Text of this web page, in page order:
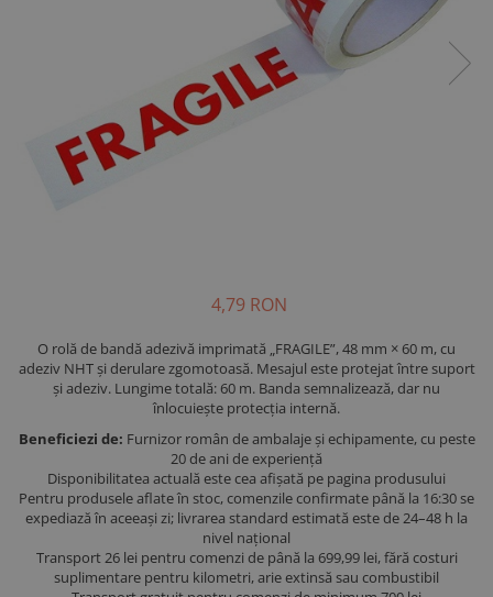
4,79 RON
O rolă de bandă adezivă imprimată „FRAGILE”, 48 mm × 60 m, cu
adeziv NHT și derulare zgomotoasă. Mesajul este protejat între suport
și adeziv. Lungime totală: 60 m. Banda semnalizează, dar nu
înlocuiește protecția internă.
Beneficiezi de: Furnizor român de ambalaje și echipamente, cu peste
20 de ani de experiență
Disponibilitatea actuală este cea afișată pe pagina produsului
Pentru produsele aflate în stoc, comenzile confirmate până la 16:30 se
expediază în aceeași zi; livrarea standard estimată este de 24–48 h la
nivel național
Transport 26 lei pentru comenzi de până la 699,99 lei, fără costuri
suplimentare pentru kilometri, arie extinsă sau combustibil